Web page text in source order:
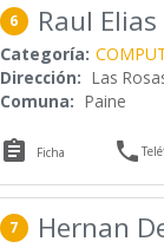
6 Raul
Categoría:
Dirección: Las
Comuna: Paine
 Ficha 
7 Hernan